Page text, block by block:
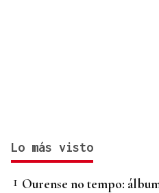
Lo más visto
Ourense no tempo: